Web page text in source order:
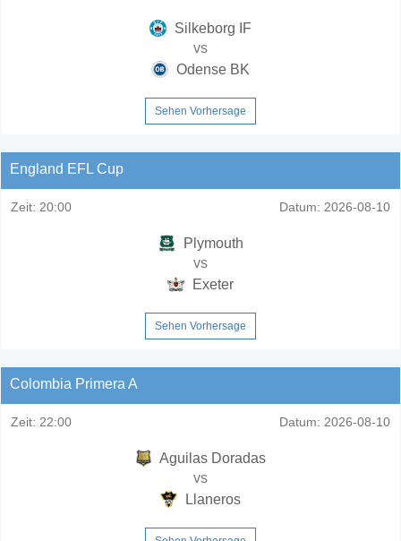
Silkeborg IF
vs
Odense BK
Sehen Vorhersage
England EFL Cup
Zeit: 20:00 Datum: 2026-08-10
Plymouth
vs
Exeter
Sehen Vorhersage
Colombia Primera A
Zeit: 22:00 Datum: 2026-08-10
Aguilas Doradas
vs
Llaneros